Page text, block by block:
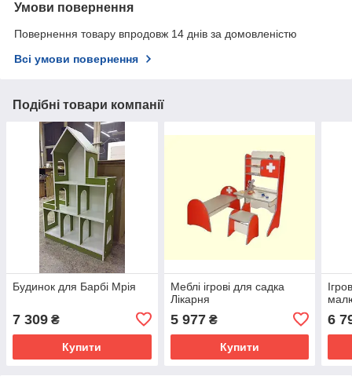
Умови повернення
Повернення товару впродовж 14 днів за домовленістю
Всі умови повернення
Подібні товари компанії
Будинок для Барбі Мрія
7 309 ₴
Купити
Меблі ігрові для садка
Лікарня
5 977₴
Купити
6